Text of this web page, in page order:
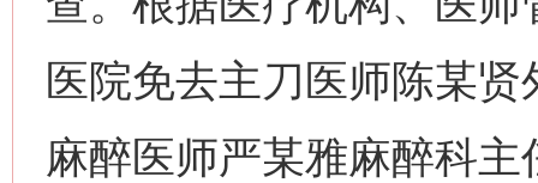
医院免去主刀医师陈某
麻醉医师严某雅麻醉科